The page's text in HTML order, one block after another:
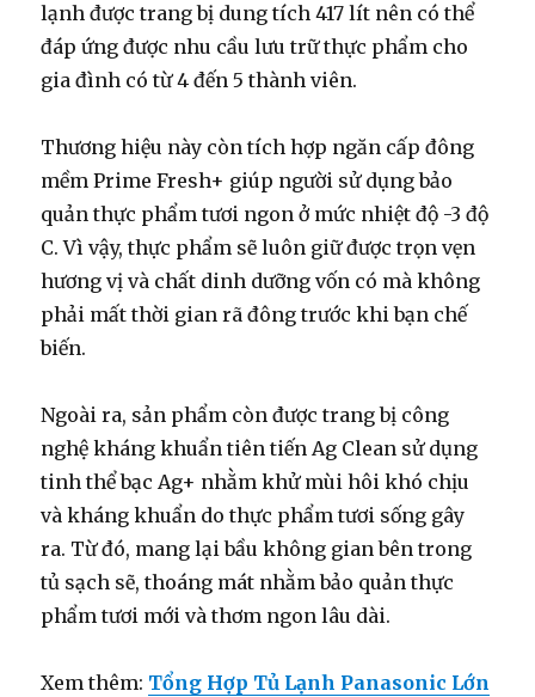
lạnh được trang bị dung tích 417 lít nên có thể
đáp ứng được nhu cầu lưu trữ thực phẩm cho
gia đình có từ 4 đến 5 thành viên.
Thương hiệu này còn tích hợp ngăn cấp đông
mềm Prime Fresh+ giúp người sử dụng bảo
quản thực phẩm tươi ngon ở mức nhiệt độ -3 độ
C. Vì vậy, thực phẩm sẽ luôn giữ được trọn vẹn
hương vị và chất dinh dưỡng vốn có mà không
phải mất thời gian rã đông trước khi bạn chế
biến.
Ngoài ra, sản phẩm còn được trang bị công
nghệ kháng khuẩn tiên tiến Ag Clean sử dụng
tinh thể bạc Ag+ nhằm khử mùi hôi khó chịu
và kháng khuẩn do thực phẩm tươi sống gây
ra. Từ đó, mang lại bầu không gian bên trong
tủ sạch sẽ, thoáng mát nhằm bảo quản thực
phẩm tươi mới và thơm ngon lâu dài.
Xem thêm: Tổng Hợp Tủ Lạnh Panasonic Lớn